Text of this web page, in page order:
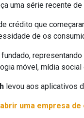
uma série recente
crédito que
de os
móvel, mídia
levou aos aplicativos
uma empresa